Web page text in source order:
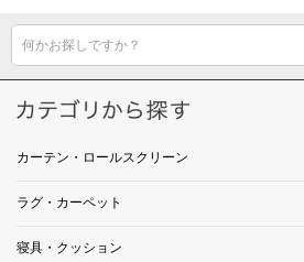
何かお探しですか？
カーテン・ロールスクリーン
ラグ・カーペット
寝具・クッション